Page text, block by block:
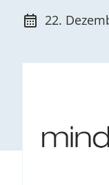
22.